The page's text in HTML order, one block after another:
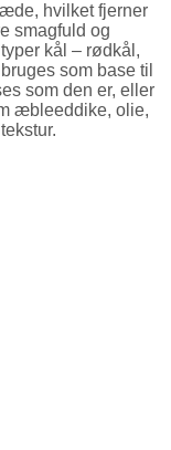
hvilket fjerner
smagfuld og
kål – rødkål,
som base til
som den er, eller
æbleeddike, olie,